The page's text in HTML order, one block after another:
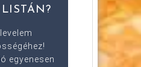
egyenesen